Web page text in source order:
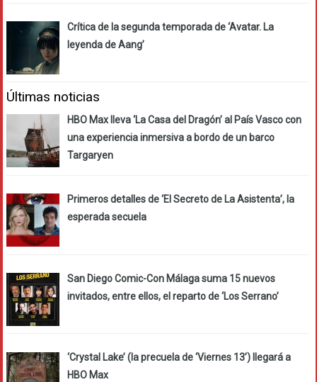
Crítica de la segunda temporada de ‘Avatar. La
leyenda de Aang’
Últimas noticias
HBO Max lleva ‘La Casa del Dragón’ al País Vasco con
una experiencia inmersiva a bordo de un barco
Targaryen
Primeros detalles de ‘El Secreto de La Asistenta’, la
esperada secuela
San Diego Comic-Con Málaga suma 15 nuevos
invitados, entre ellos, el reparto de ‘Los Serrano’
‘Crystal Lake’ (la precuela de ‘Viernes 13’) llegará a
HBO Max